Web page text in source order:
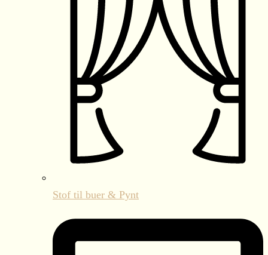
Stof til buer & Pynt